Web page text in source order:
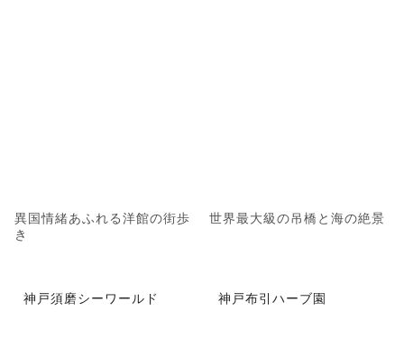
異国情緒あふれる洋館の街歩
き
世界最大級の吊橋と海の絶景
神戸須磨シーワールド 神戸布引ハーブ園